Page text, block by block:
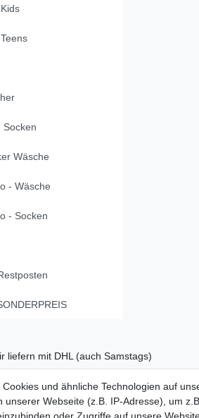
Socken
Wäsche
- Wäsche
- Socken
liefern mit DHL (auch Samstags)
und ähnliche Technologien auf
unserer Webseite (z.B. IP-Adresse), um